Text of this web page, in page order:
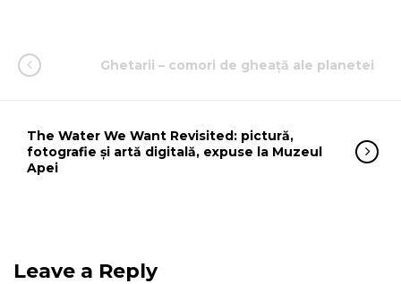
Ghetarii – comori de gheață ale planetei
The Water We Want Revisited: pictură,
fotografie și artă digitală, expuse la Muzeul
Apei
Leave a Reply